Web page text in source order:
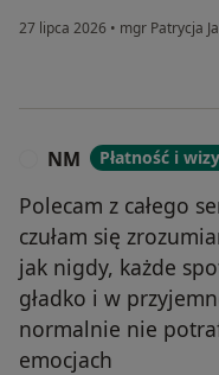
27 lipca 2026 • mgr Patrycja
NM Płatność i
Polecam z całego
czułam się
jak nigdy, każde
gładko i w
normalnie nie
emocjach